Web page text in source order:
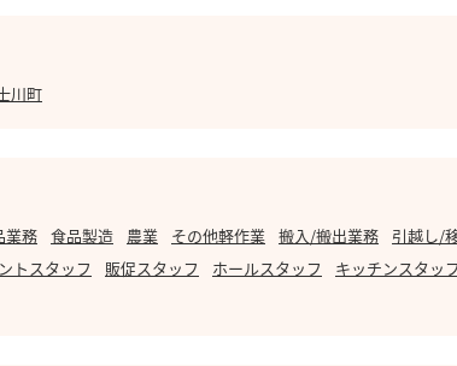
川町
業務 食品製造 農業 その他軽作業 搬入/搬出業務 引越し/
トスタッフ 販促スタッフ ホールスタッフ キッチンスタッフ